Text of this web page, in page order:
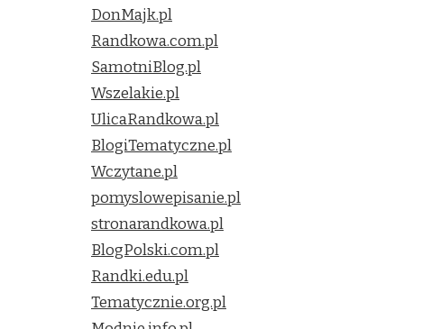
DonMajk.pl
Randkowa.com.pl
SamotniBlog.pl
Wszelakie.pl
UlicaRandkowa.pl
BlogiTematyczne.pl
Wczytane.pl
pomyslowepisanie.pl
stronarandkowa.pl
BlogPolski.com.pl
Randki.edu.pl
Tematycznie.org.pl